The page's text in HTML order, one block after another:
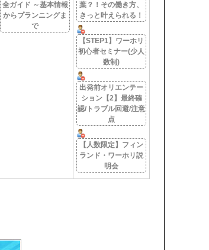
全ガイド ～基本情報
からプランニングま
で
葉？！その働き方、
きっと叶えられる！
【STEP1】ワーホリ
初心者セミナー(少人
数制)
出発前オリエンテー
ション【2】最終確
認/トラブル回避/注意
点
【人数限定】フィン
ランド・ワーホリ説
明会